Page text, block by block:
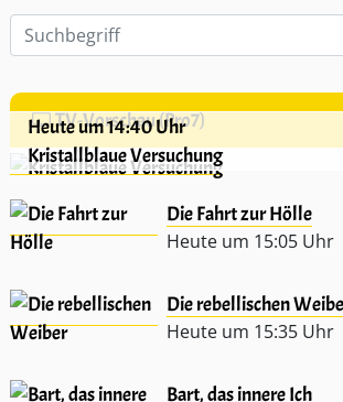
TV-Vorschau (Pro7)
Heute um 14:40 Uhr
Kristallblaue Versuchung
Die Fahrt zur Hölle
Heute um 15:05 Uhr
Die rebellischen
Heute um 15:35 Uhr
Bart, das innere Ich